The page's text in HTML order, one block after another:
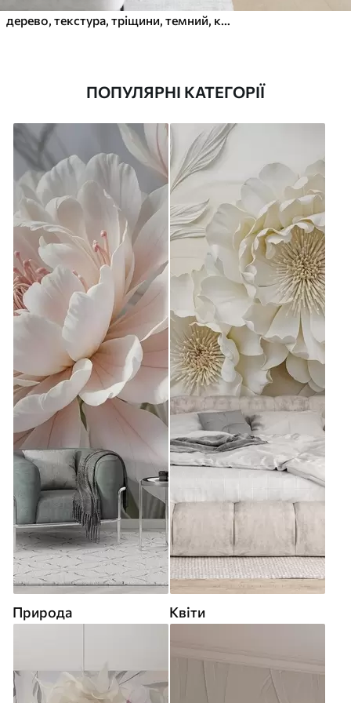
ПОПУЛЯРНІ КАТЕГОРІЇ
Природа Квіти